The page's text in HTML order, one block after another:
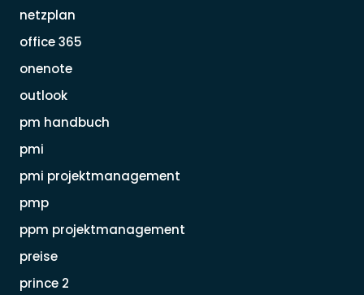
netzplan
office 365
onenote
outlook
pm handbuch
pmi
pmi projektmanagement
pmp
ppm projektmanagement
preise
prince 2